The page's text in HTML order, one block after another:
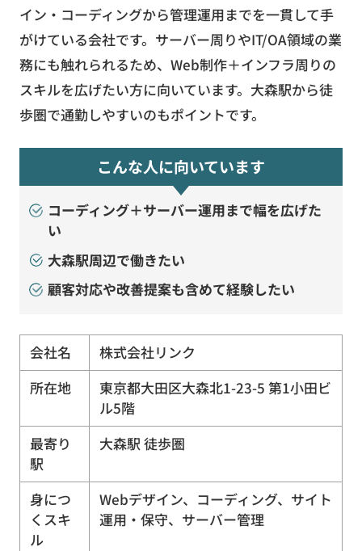
イン・コーディングから管理運用までを一貫して手
がけている会社です。サーバー周りやIT/OA領域の業
務にも触れられるため、Web制作＋インフラ周りの
スキルを広げたい方に向いています。大森駅から徒
歩圏で通勤しやすいのもポイントです。
こんな人に向いています
コーディング＋サーバー運用まで幅を広げた
い
大森駅周辺で働きたい
顧客対応や改善提案も含めて経験したい
会社名
株式会社リンク
所在地
東京都大田区大森北1-23-5 第1小田ビ
ル5階
最寄り
駅
大森駅 徒歩圏
身につ
くスキ
ル
Webデザイン、コーディング、サイト
運用・保守、サーバー管理